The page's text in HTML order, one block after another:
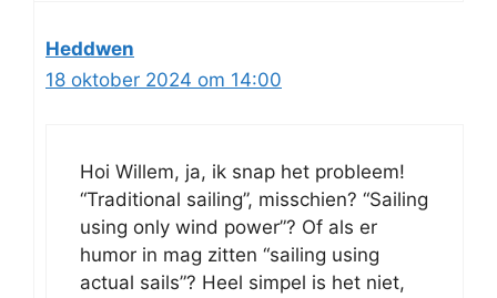
Heddwen
18 oktober 2024 om 14:00
Hoi Willem, ja, ik snap het probleem!
“Traditional sailing”, misschien? “Sailing
using only wind power”? Of als er
humor in mag zitten “sailing using
actual sails”? Heel simpel is het niet,